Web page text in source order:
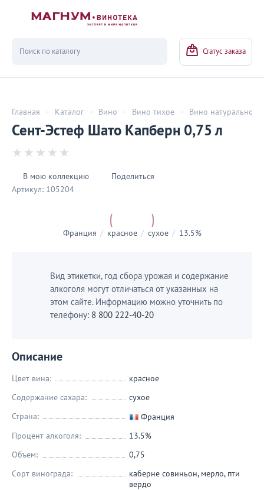
Статус заказа
Главная - Каталог - Вино - Вино тихое - Вино натуральное
Сент-Эстеф Шато Капберн 0,75 л
В мою коллекцию
Поделиться
Артикул: 105204
Франция / красное / сухое / 13.5%
Вид этикетки, год сбора урожая и содержание
алкоголя могут отличаться от указанных на
этом сайте. Информацию можно уточнить по
телефону: 8 800 222-40-20
Описание
Цвет вина:
красное
Содержание сахара:
сухое
Страна:
Франция
Процент алкоголя:
13.5%
Объем:
0,75
Сорт винограда:
каберне совиньон, мерло, пти
вердо